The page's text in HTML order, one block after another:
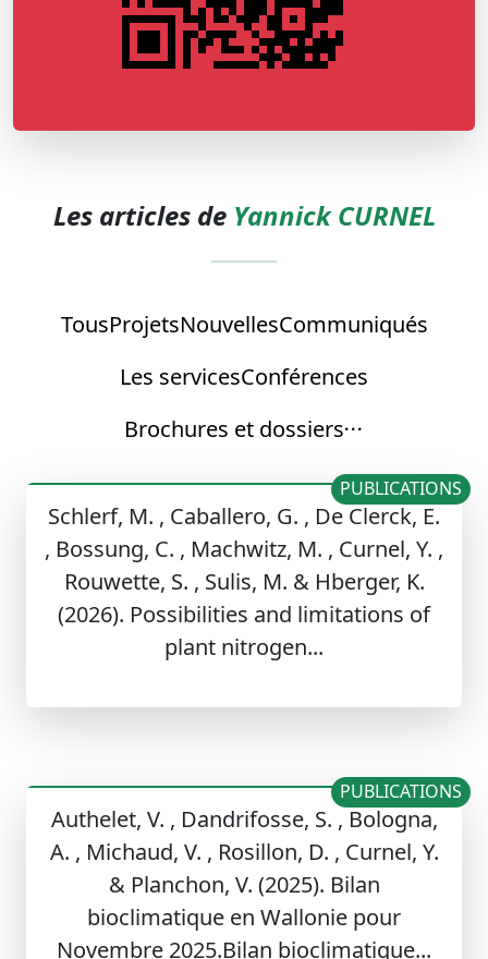
Les articles de Yannick CURNEL
TousProjetsNouvellesCommuniqués
Les servicesConférences
Brochures et dossiers
Schlerf, M. , Caballero, G. , De Clerck, E.
, Bossung, C. , Machwitz, M. , Curnel, Y. ,
Rouwette, S. , Sulis, M. & Hberger, K.
(2026). Possibilities and limitations of
plant nitrogen...
PUBLICATIONS
Authelet, V. , Dandrifosse, S. , Bologna,
A. , Michaud, V. , Rosillon, D. , Curnel, Y.
& Planchon, V. (2025). Bilan
bioclimatique en Wallonie pour
Novembre 2025.Bilan bioclimatique...
PUBLICATIONS